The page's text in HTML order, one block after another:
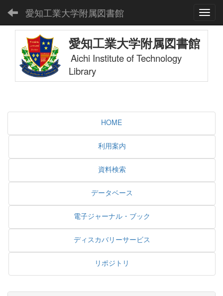
愛知工業大学附属図書館
愛知工業大学附属図書館
Aichi Institute of Technology
Library
HOME
利用案内
資料検索
データベース
電子ジャーナル・ブック
ディスカバリーサービス
リポジトリ